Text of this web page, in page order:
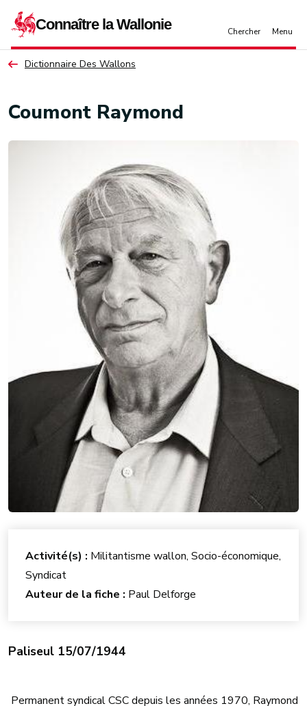
Dictionnaire Des Wallons
Coumont Raymond
Paliseul 15/07/1944
Permanent syndical CSC depuis les années 1970, Raymond
Activité(s) : Militantisme wallon, Socio-économique,
Syndicat
Auteur de la fiche : Paul Delforge